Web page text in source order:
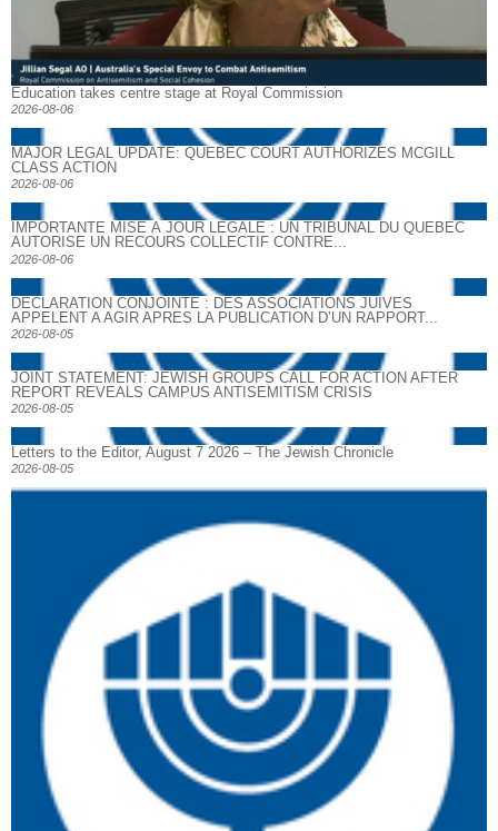
Education takes centre stage at Royal Commission
2026-08-06
MAJOR LEGAL UPDATE: QUEBEC COURT AUTHORIZES MCGILL
CLASS ACTION
2026-08-06
IMPORTANTE MISE À JOUR LÉGALE : UN TRIBUNAL DU QUÉBEC
AUTORISE UN RECOURS COLLECTIF CONTRE...
2026-08-06
DECLARATION CONJOINTE : DES ASSOCIATIONS JUIVES
APPELENT A AGIR APRES LA PUBLICATION D’UN RAPPORT...
2026-08-05
JOINT STATEMENT: JEWISH GROUPS CALL FOR ACTION AFTER
REPORT REVEALS CAMPUS ANTISEMITISM CRISIS
2026-08-05
Letters to the Editor, August 7 2026 – The Jewish Chronicle
2026-08-05